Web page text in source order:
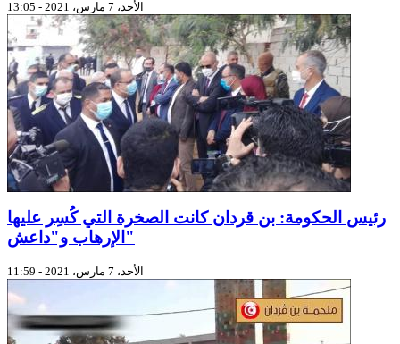
الأحد، 7 مارس، 2021 - 13:05
رئيس الحكومة: بن قردان كانت الصخرة التي كُسِر عليها
الإرهاب و"داعش"
الأحد، 7 مارس، 2021 - 11:59